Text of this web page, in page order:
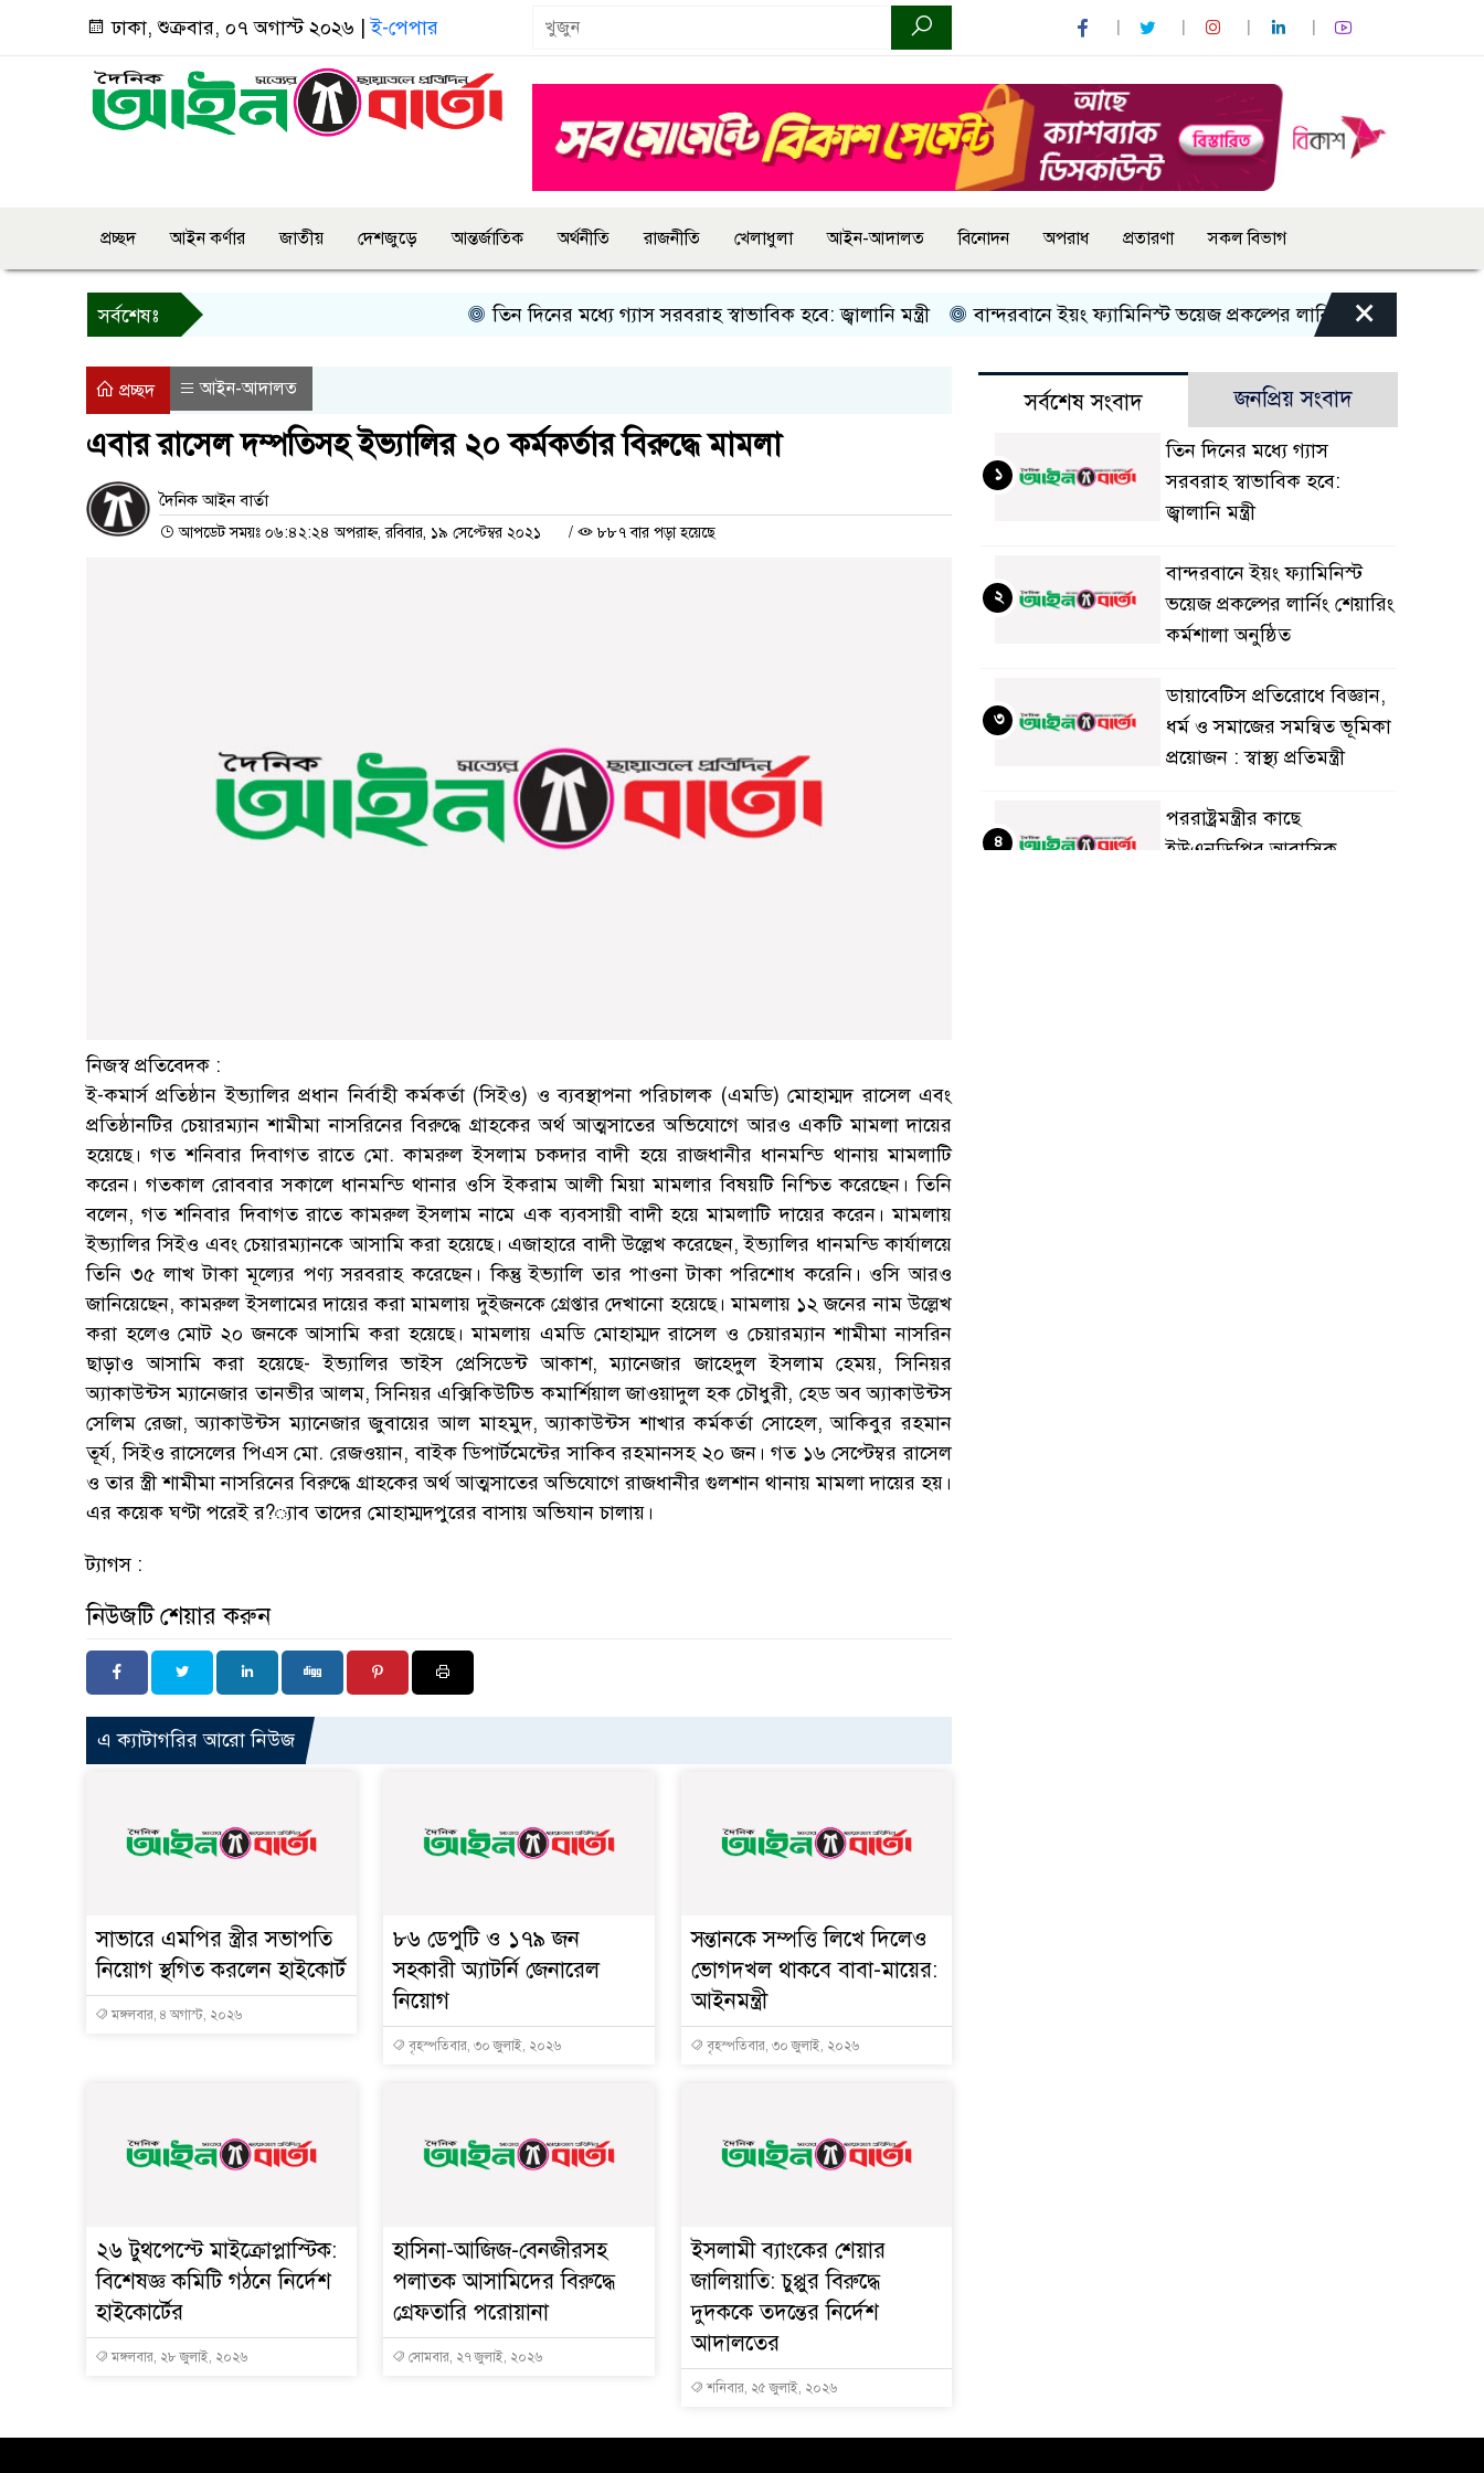
ঢাকা, শুক্রবার, ০৭ অগাস্ট ২০২৬ |ই-পেপার
প্রচ্ছদ আইন কর্ণার জাতীয় দেশজুড়ে আন্তর্জাতিক অর্থনীতি রাজনীতি খেলাধুলা আইন-আদালত বিনোদন অপরাধ প্রতারণা সকল বিভাগ
সর্বশেষঃ তিন দিনের মধ্যে গ্যাস সরবরাহ স্বাভাবিক হবে: জ্বালানি মন্ত্রী বান্দরবানে ইয়ং ফ্যামিনিস্ট ভয়েজ প্রকল্পের লার্নিং শেয়ারিং কর্মশালা
×
প্রচ্ছদ আইন-আদালত
এবার রাসেল দম্পতিসহ ইভ্যালির ২০ কর্মকর্তার বিরুদ্ধে মামলা
দৈনিক আইন বার্তা
আপডেট সময়ঃ ০৬:৪২:২৪ অপরাহ্ন, রবিবার, ১৯ সেপ্টেম্বর ২০২১ / ৮৮৭ বার পড়া হয়েছে
নিজস্ব প্রতিবেদক :
ই-কমার্স প্রতিষ্ঠান ইভ্যালির প্রধান নির্বাহী কর্মকর্তা (সিইও) ও ব্যবস্থাপনা পরিচালক (এমডি) মোহাম্মদ রাসেল এবং
প্রতিষ্ঠানটির চেয়ারম্যান শামীমা নাসরিনের বিরুদ্ধে গ্রাহকের অর্থ আত্মসাতের অভিযোগে আরও একটি মামলা দায়ের
হয়েছে। গত শনিবার দিবাগত রাতে মো. কামরুল ইসলাম চকদার বাদী হয়ে রাজধানীর ধানমন্ডি থানায় মামলাটি
করেন। গতকাল রোববার সকালে ধানমন্ডি থানার ওসি ইকরাম আলী মিয়া মামলার বিষয়টি নিশ্চিত করেছেন। তিনি
বলেন, গত শনিবার দিবাগত রাতে কামরুল ইসলাম নামে এক ব্যবসায়ী বাদী হয়ে মামলাটি দায়ের করেন। মামলায়
ইভ্যালির সিইও এবং চেয়ারম্যানকে আসামি করা হয়েছে। এজাহারে বাদী উল্লেখ করেছেন, ইভ্যালির ধানমন্ডি কার্যালয়ে
তিনি ৩৫ লাখ টাকা মূল্যের পণ্য সরবরাহ করেছেন। কিন্তু ইভ্যালি তার পাওনা টাকা পরিশোধ করেনি। ওসি আরও
জানিয়েছেন, কামরুল ইসলামের দায়ের করা মামলায় দুইজনকে গ্রেপ্তার দেখানো হয়েছে। মামলায় ১২ জনের নাম উল্লেখ
করা হলেও মোট ২০ জনকে আসামি করা হয়েছে। মামলায় এমডি মোহাম্মদ রাসেল ও চেয়ারম্যান শামীমা নাসরিন
ছাড়াও আসামি করা হয়েছে- ইভ্যালির ভাইস প্রেসিডেন্ট আকাশ, ম্যানেজার জাহেদুল ইসলাম হেময়, সিনিয়র
অ্যাকাউন্টস ম্যানেজার তানভীর আলম, সিনিয়র এক্সিকিউটিভ কমার্শিয়াল জাওয়াদুল হক চৌধুরী, হেড অব অ্যাকাউন্টস
সেলিম রেজা, অ্যাকাউন্টস ম্যানেজার জুবায়ের আল মাহমুদ, অ্যাকাউন্টস শাখার কর্মকর্তা সোহেল, আকিবুর রহমান
তূর্য, সিইও রাসেলের পিএস মো. রেজওয়ান, বাইক ডিপার্টমেন্টের সাকিব রহমানসহ ২০ জন। গত ১৬ সেপ্টেম্বর রাসেল
ও তার স্ত্রী শামীমা নাসরিনের বিরুদ্ধে গ্রাহকের অর্থ আত্মসাতের অভিযোগে রাজধানীর গুলশান থানায় মামলা দায়ের হয়।
এর কয়েক ঘণ্টা পরেই র?্যাব তাদের মোহাম্মদপুরের বাসায় অভিযান চালায়।
ট্যাগস :
নিউজটি শেয়ার করুন
এ ক্যাটাগরির আরো নিউজ
সাভারে এমপির স্ত্রীর সভাপতি
নিয়োগ স্থগিত করলেন হাইকোর্ট
মঙ্গলবার, ৪ অগাস্ট, ২০২৬
৮৬ ডেপুটি ও ১৭৯ জন
সহকারী অ্যাটর্নি জেনারেল
নিয়োগ
বৃহস্পতিবার, ৩০ জুলাই, ২০২৬
সন্তানকে সম্পত্তি লিখে দিলেও
ভোগদখল থাকবে বাবা-মায়ের:
আইনমন্ত্রী
বৃহস্পতিবার, ৩০ জুলাই, ২০২৬
২৬ টুথপেস্টে মাইক্রোপ্লাস্টিক:
বিশেষজ্ঞ কমিটি গঠনে নির্দেশ
হাইকোর্টের
মঙ্গলবার, ২৮ জুলাই, ২০২৬
হাসিনা-আজিজ-বেনজীরসহ
পলাতক আসামিদের বিরুদ্ধে
গ্রেফতারি পরোয়ানা
সোমবার, ২৭ জুলাই, ২০২৬
ইসলামী ব্যাংকের শেয়ার
জালিয়াতি: চুপ্পুর বিরুদ্ধে
দুদককে তদন্তের নির্দেশ
আদালতের
শনিবার, ২৫ জুলাই, ২০২৬
সর্বশেষ সংবাদ জনপ্রিয় সংবাদ
তিন দিনের মধ্যে গ্যাস
সরবরাহ স্বাভাবিক হবে:
জ্বালানি মন্ত্রী
১
বান্দরবানে ইয়ং ফ্যামিনিস্ট
ভয়েজ প্রকল্পের লার্নিং শেয়ারিং
কর্মশালা অনুষ্ঠিত
২
ডায়াবেটিস প্রতিরোধে বিজ্ঞান,
ধর্ম ও সমাজের সমন্বিত ভূমিকা
প্রয়োজন : স্বাস্থ্য প্রতিমন্ত্রী
৩
পররাষ্ট্রমন্ত্রীর কা‌ছে
ইউএনডিপির আবাসিক
৪